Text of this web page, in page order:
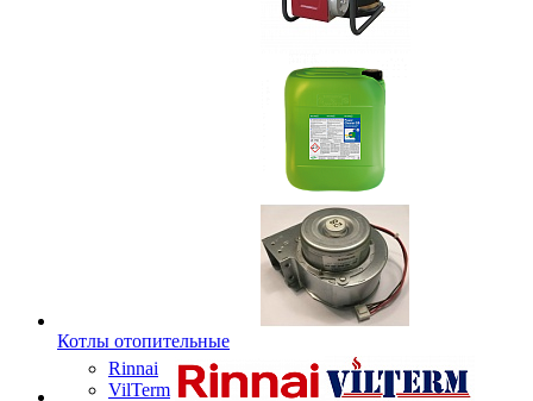
Котлы отопительные
Rinnai
VilTerm